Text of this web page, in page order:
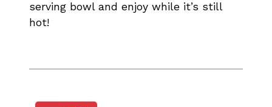
serving bowl and enjoy while it’s still
hot!